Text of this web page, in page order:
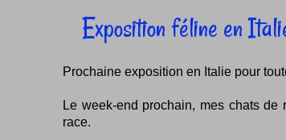
Exposition féline en
Prochaine exposition en Italie pour
Le week-end prochain, mes chats
race.